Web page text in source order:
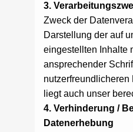
3.
Zweck der
Darstellung der auf
eingestellten Inhalte
ansprechender
nutzerfreundlicheren
liegt auch unser
4. Verhinderung /
Datenerhebung